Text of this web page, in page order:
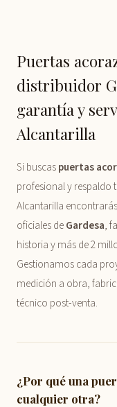
Puertas
distribuidor
garantía y
Alcantarilla
Si buscaspuertas
profesional y respaldo
Alcantarilla
oficiales deGardesa,
historia y más de 2
Gestionamos cada
medición a obra,
técnico post-venta.
¿Por qué una
cualquier otra?